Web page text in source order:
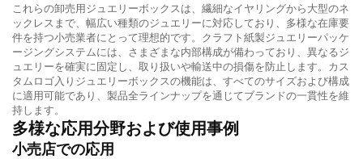
これらの卸売用ジュエリーボックスは、繊細なイヤリングから大型のネ
ックレスまで、幅広い種類のジュエリーに対応しており、多様な在庫要
件を持つ小売業者にとって理想的です。クラフト紙製ジュエリーパッケ
ージングシステムには、さまざまな内部構成が備わっており、異なるジ
ュエリーを確実に固定し、取り扱いや輸送中の損傷を防止します。カス
タムロゴ入りジュエリーボックスの機能は、すべてのサイズおよび構成
に適用可能であり、製品全ラインナップを通じてブランドの一貫性を維
持します。
多様な応用分野および使用事例
小売店での応用